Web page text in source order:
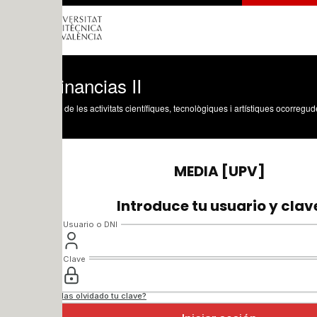
II
les activitats científiques, tecnològiques i artístiques ocorregudes en els tres